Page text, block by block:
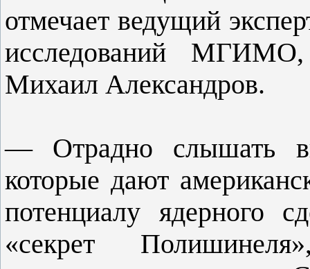
отмечает ведущий
исследований МГИМО,
Михаил Александров.
— Отрадно слышать
которые дают
потенциалу ядерного
«секрет